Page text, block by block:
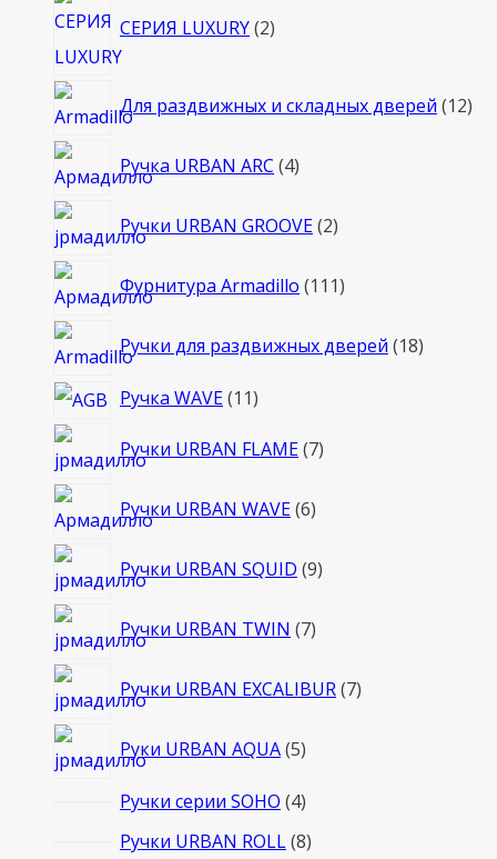
СЕРИЯ LUXURY 2товара
Для раздвижных и складных дверей 1212
Ручка URBAN ARC 44
Ручки URBAN GROOVE 22
Фурнитура Armadillo 111111
Ручки для раздвижных дверей 1818
Ручка WAVE 1111
Ручки URBAN FLAME 77
Ручки URBAN WAVE 66
Ручки URBAN SQUID 99
Ручки URBAN TWIN 77
Ручки URBAN EXCALIBUR 77
Руки URBAN AQUA 55
Ручки серии SOHO 44
товара
Ручки URBAN ROLL 88